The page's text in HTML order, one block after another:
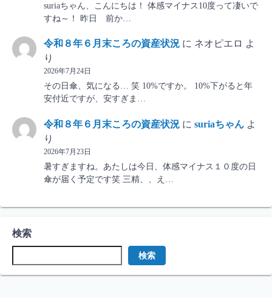
suriaちゃん、こんにちは！ 体感マイナス10度って凄いで
すね～！ 昨日 前か…
令和８年６月末ころの資産状況 に ネオピエロ よ
り
2026年7月24日
その日傘、気になる… 笑 10%ですか。 10%下がると年
安付近ですが、安すぎま…
令和８年６月末ころの資産状況 に suriaちゃん よ
り
2026年7月23日
暑すぎますね。あたしは今日、体感マイナス１０度の日
傘が届く予定です笑 三精、、え…
検索
検索